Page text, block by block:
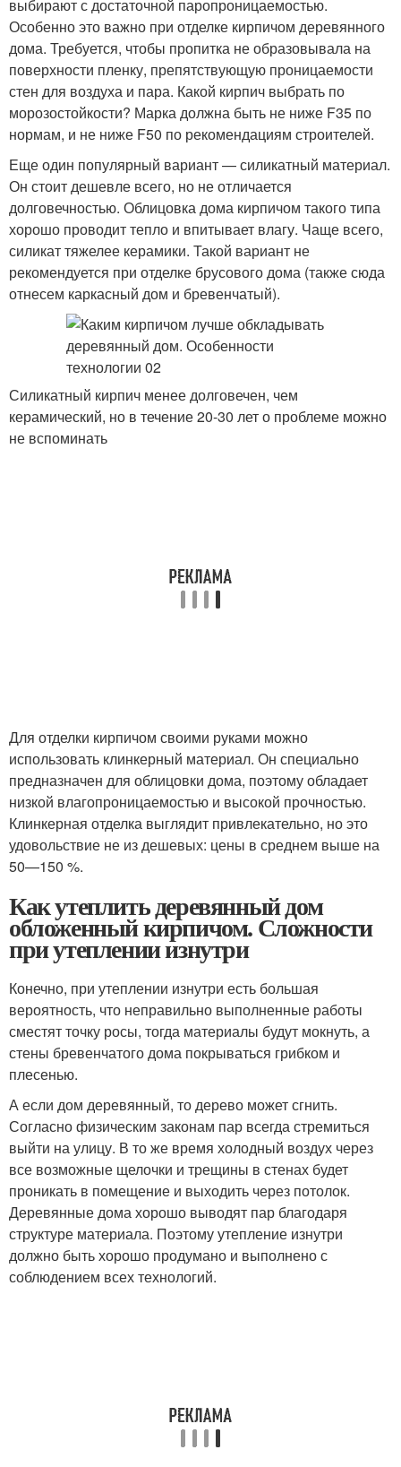
выбирают с достаточной паропроницаемостью.
Особенно это важно при отделке кирпичом деревянного
дома. Требуется, чтобы пропитка не образовывала на
поверхности пленку, препятствующую проницаемости
стен для воздуха и пара. Какой кирпич выбрать по
морозостойкости? Марка должна быть не ниже F35 по
нормам, и не ниже F50 по рекомендациям строителей.
Еще один популярный вариант — силикатный материал.
Он стоит дешевле всего, но не отличается
долговечностью. Облицовка дома кирпичом такого типа
хорошо проводит тепло и впитывает влагу. Чаще всего,
силикат тяжелее керамики. Такой вариант не
рекомендуется при отделке брусового дома (также сюда
отнесем каркасный дом и бревенчатый).
Силикатный кирпич менее долговечен, чем
керамический, но в течение 20-30 лет о проблеме можно
не вспоминать
Для отделки кирпичом своими руками можно
использовать клинкерный материал. Он специально
предназначен для облицовки дома, поэтому обладает
низкой влагопроницаемостью и высокой прочностью.
Клинкерная отделка выглядит привлекательно, но это
удовольствие не из дешевых: цены в среднем выше на
50—150 %.
Как утеплить деревянный дом
обложенный кирпичом. Сложности
при утеплении изнутри
Конечно, при утеплении изнутри есть большая
вероятность, что неправильно выполненные работы
сместят точку росы, тогда материалы будут мокнуть, а
стены бревенчатого дома покрываться грибком и
плесенью.
А если дом деревянный, то дерево может сгнить.
Согласно физическим законам пар всегда стремиться
выйти на улицу. В то же время холодный воздух через
все возможные щелочки и трещины в стенах будет
проникать в помещение и выходить через потолок.
Деревянные дома хорошо выводят пар благодаря
структуре материала. Поэтому утепление изнутри
должно быть хорошо продумано и выполнено с
соблюдением всех технологий.